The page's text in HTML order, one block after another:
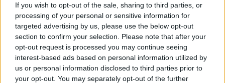
If you wish to opt-out of the sale, sharing to third parties, or
processing of your personal or sensitive information for
targeted advertising by us, please use the below opt-out
section to confirm your selection. Please note that after your
opt-out request is processed you may continue seeing
interest-based ads based on personal information utilized by
us or personal information disclosed to third parties prior to
your opt-out. You may separately opt-out of the further